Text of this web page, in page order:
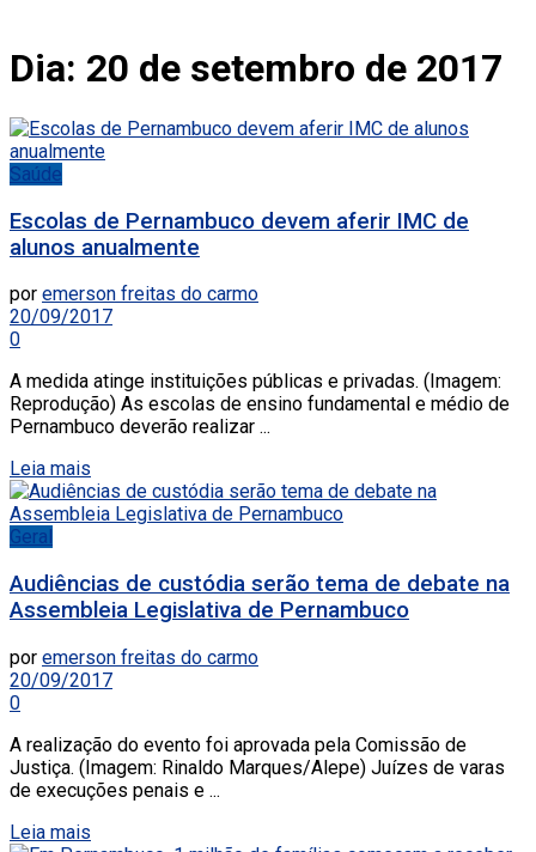
Dia: 20 de setembro de 2017
Saúde
Escolas de Pernambuco devem aferir IMC de
alunos anualmente
por emerson freitas do carmo
20/09/2017
0
A medida atinge instituições públicas e privadas. (Imagem:
Reprodução) As escolas de ensino fundamental e médio de
Pernambuco deverão realizar ...
Leia mais
Geral
Audiências de custódia serão tema de debate na
Assembleia Legislativa de Pernambuco
por emerson freitas do carmo
20/09/2017
0
A realização do evento foi aprovada pela Comissão de
Justiça. (Imagem: Rinaldo Marques/Alepe) Juízes de varas
de execuções penais e ...
Leia mais